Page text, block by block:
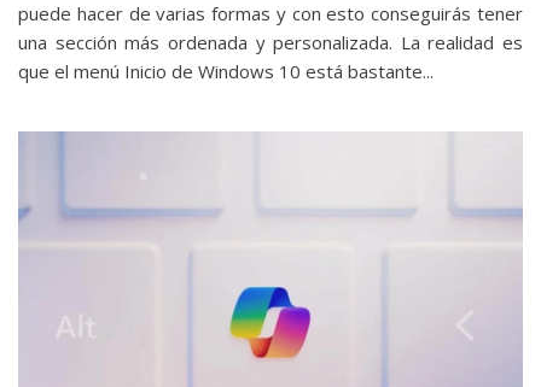
puede hacer de varias formas y con esto conseguirás tener
una sección más ordenada y personalizada. La realidad es
que el menú Inicio de Windows 10 está bastante...